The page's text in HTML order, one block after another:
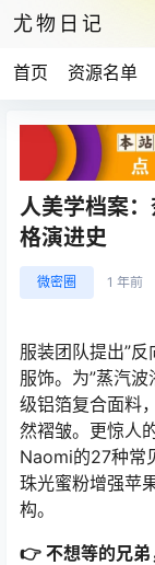
尤物日记
首页 资源名单
人美学档案
格演进史
微密圈 1 年前
服装团队提出”
服饰。为”蒸汽
级铝箔复合面料
然褶皱。更惊人
Naomi的27种常
珠光蜜粉增强苹
构。
👉 不想等的兄弟